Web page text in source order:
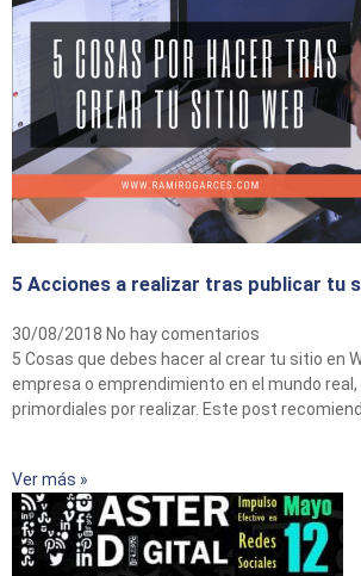
5 Acciones a realizar tras publicar tu
30/08/2018 No hay comentarios
5 Cosas que debes hacer al crear tu sitio en
empresa o emprendimiento en el mundo
primordiales por realizar. Este post
Ver más »